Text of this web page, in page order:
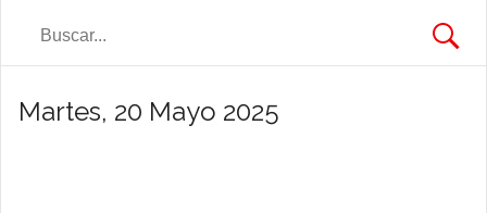
Martes, 20 Mayo 2025